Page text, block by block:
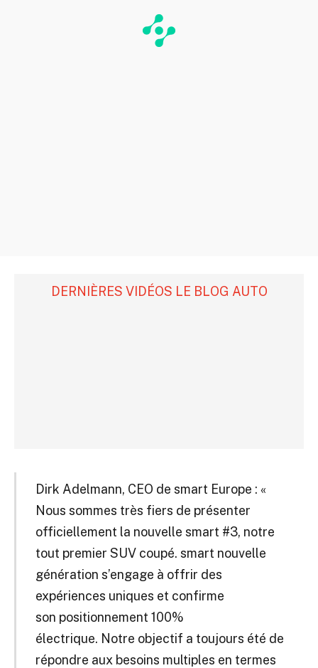
DERNIÈRES VIDÉOS LE BLOG AUTO
Dirk Adelmann, CEO de smart Europe : «
Nous sommes très fiers de présenter
officiellement la nouvelle smart #3, notre
tout premier SUV coupé. smart nouvelle
génération s’engage à offrir des
expériences uniques et confirme
son positionnement 100%
électrique. Notre objectif a toujours été de
répondre aux besoins multiples en termes